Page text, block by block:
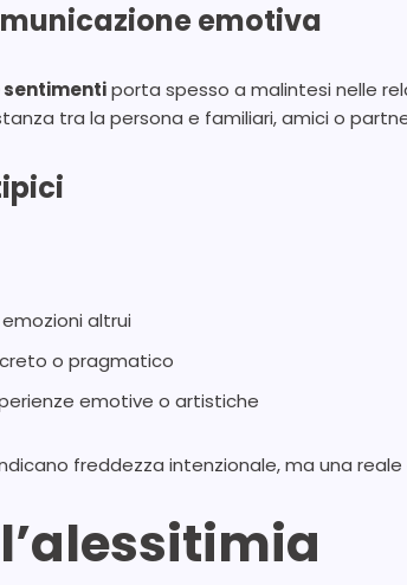
emotiva
porta spesso a malintesi nelle
tra la persona e familiari, amici o
altrui
o pragmatico
emotive o artistiche
freddezza intenzionale, ma una